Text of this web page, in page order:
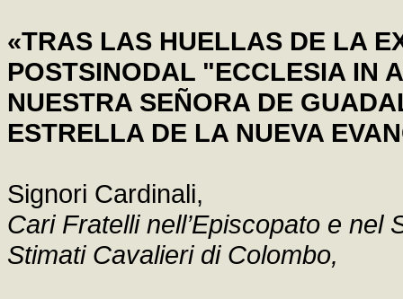
«TRAS LAS HUELLAS DE LA
POSTSINODAL "ECCLESIA IN
NUESTRA SEÑORA DE
ESTRELLA DE LA NUEVA
Signori Cardinali,
Cari Fratelli nell’Episcopato e nel
Stimati Cavalieri di Colombo,